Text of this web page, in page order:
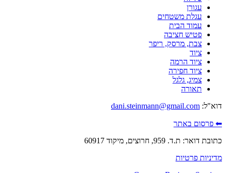
עגורן
עגלת משטחים
עמוד הבית
פטיש חציבה
צבת, מרסק, ריפר
ציוד
ציוד הרמה
ציוד חפירה
צמיג, גלגל
תאורה
דוא"ל: dani.steinmann@gmail.com
⬅ פרסום באתר
כתובת דואר: ת.ד. 959, חרוצים, מיקוד 60917
מדיניות פרטיות